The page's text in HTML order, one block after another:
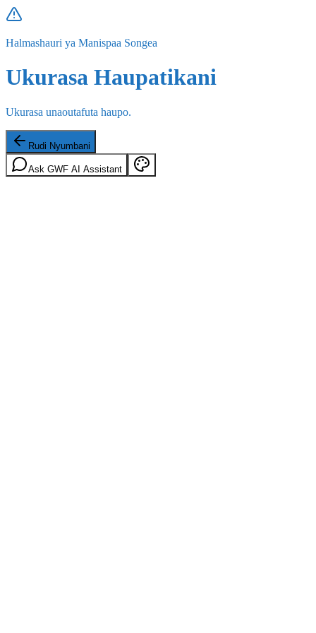
Halmashauri ya Manispaa Songea
Ukurasa Haupatikani
Ukurasa unaoutafuta haupo.
Rudi Nyumbani
Ask GWF AI Assistant